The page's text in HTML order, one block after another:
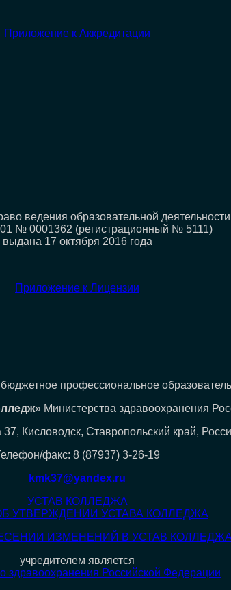
Приложение к Аккредитации
ведения образовательной деятельности
№ 0001362 (регистрационный № 5111)
выдана 17 октября 2016 года
Приложение к Лицензии
профессиональное
» Министерства здравоохранения
Кисловодск, Ставропольский край,
факс: 8 (87937) 3-26-19
kmk37@yandex.ru
УСТАВ КОЛЛЕДЖА
УТВЕРЖДЕНИИ УСТАВА КОЛЛЕДЖА
ИЗМЕНЕНИЙ В УСТАВ
учредителем является
здравоохранения Российской Федерации